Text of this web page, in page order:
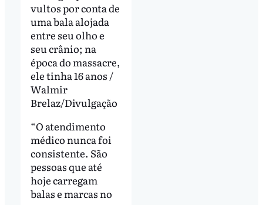
vultos por conta de
uma bala alojada
entre seu olho e
seu crânio; na
época do massacre,
ele tinha 16 anos /
Walmir
Brelaz/Divulgação
“O atendimento
médico nunca foi
consistente. São
pessoas que até
hoje carregam
balas e marcas no